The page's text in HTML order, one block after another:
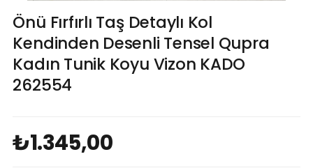
Önü Fırfırlı Taş Detaylı Kol
Kendinden Desenli Tensel Qupra
Kadın Tunik Koyu Vizon KADO
262554
₺1.345,00